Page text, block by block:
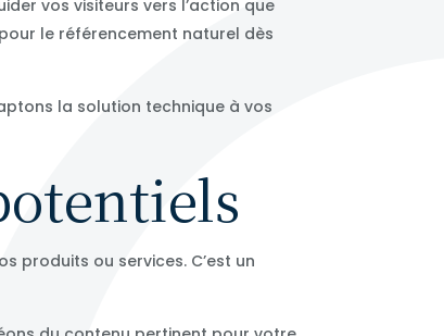
vos visiteurs vers l’action que
le référencement naturel dès
la solution technique à vos
produits ou services. C’est un